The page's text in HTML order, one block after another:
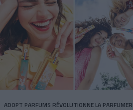
ADOPT PARFUMS RÉVOLUTIONNE LA